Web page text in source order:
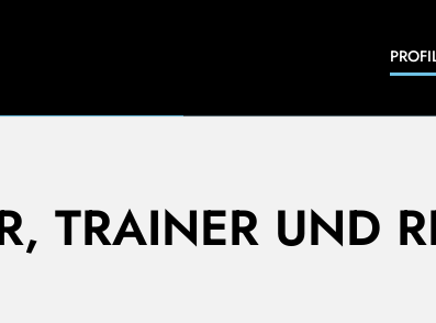
Veröffentlichungen,
TRAINER UND